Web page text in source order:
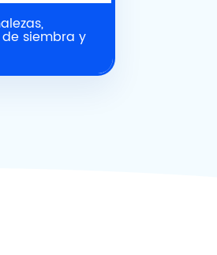
siembra y